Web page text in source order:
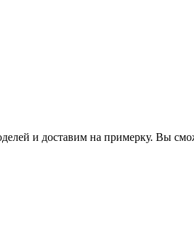
и доставим на примерку. Вы